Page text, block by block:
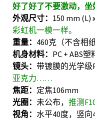
好了好了不要激动，坐
外观尺寸： 150 mm (L)
彩虹机一模一样。
重量： 460克（不含相纸
机身材料： PC + ABS塑
镜头： 带镀膜的光学级
亚克力……
焦距： 定焦106mm
光圈： 未公布， 推测
视角： 水平40度，竖向